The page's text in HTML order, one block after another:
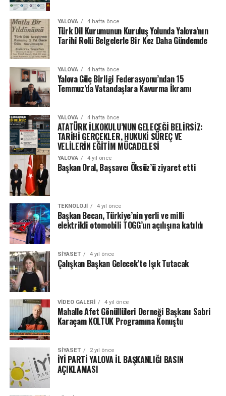
YALOVA 4 hafta önce
Türk Dil Kurumunun Kuruluş Yolunda Yalova’nın
Tarihî Rolü Belgelerle Bir Kez Daha Gündemde
YALOVA 4 hafta önce
Yalova Güç Birliği Federasyonu’ndan 15
Temmuz’da Vatandaşlara Kavurma İkramı
YALOVA 4 hafta önce
ATATÜRK İLKOKULU’NUN GELECEĞİ BELİRSİZ:
TARİHİ GERÇEKLER, HUKUKİ SÜREÇ VE
VELİLERİN EĞİTİM MÜCADELESİ
YALOVA 4 yıl önce
Başkan Oral, Başsavcı Öksüz’ü ziyaret etti
TEKNOLOJI 4 yıl önce
Başkan Becan, Türkiye’nin yerli ve milli
elektrikli otomobili TOGG’un açılışına katıldı
SIYASET 4 yıl önce
Çalışkan Başkan Gelecek’te Işık Tutacak
VIDEO GALERI 4 yıl önce
Mahalle Afet Gönüllüleri Derneği Başkanı Sabri
Karaçam KOLTUK Programına Konuştu
SIYASET 2 yıl önce
İYİ PARTİ YALOVA İL BAŞKANLIĞI BASIN
AÇIKLAMASI